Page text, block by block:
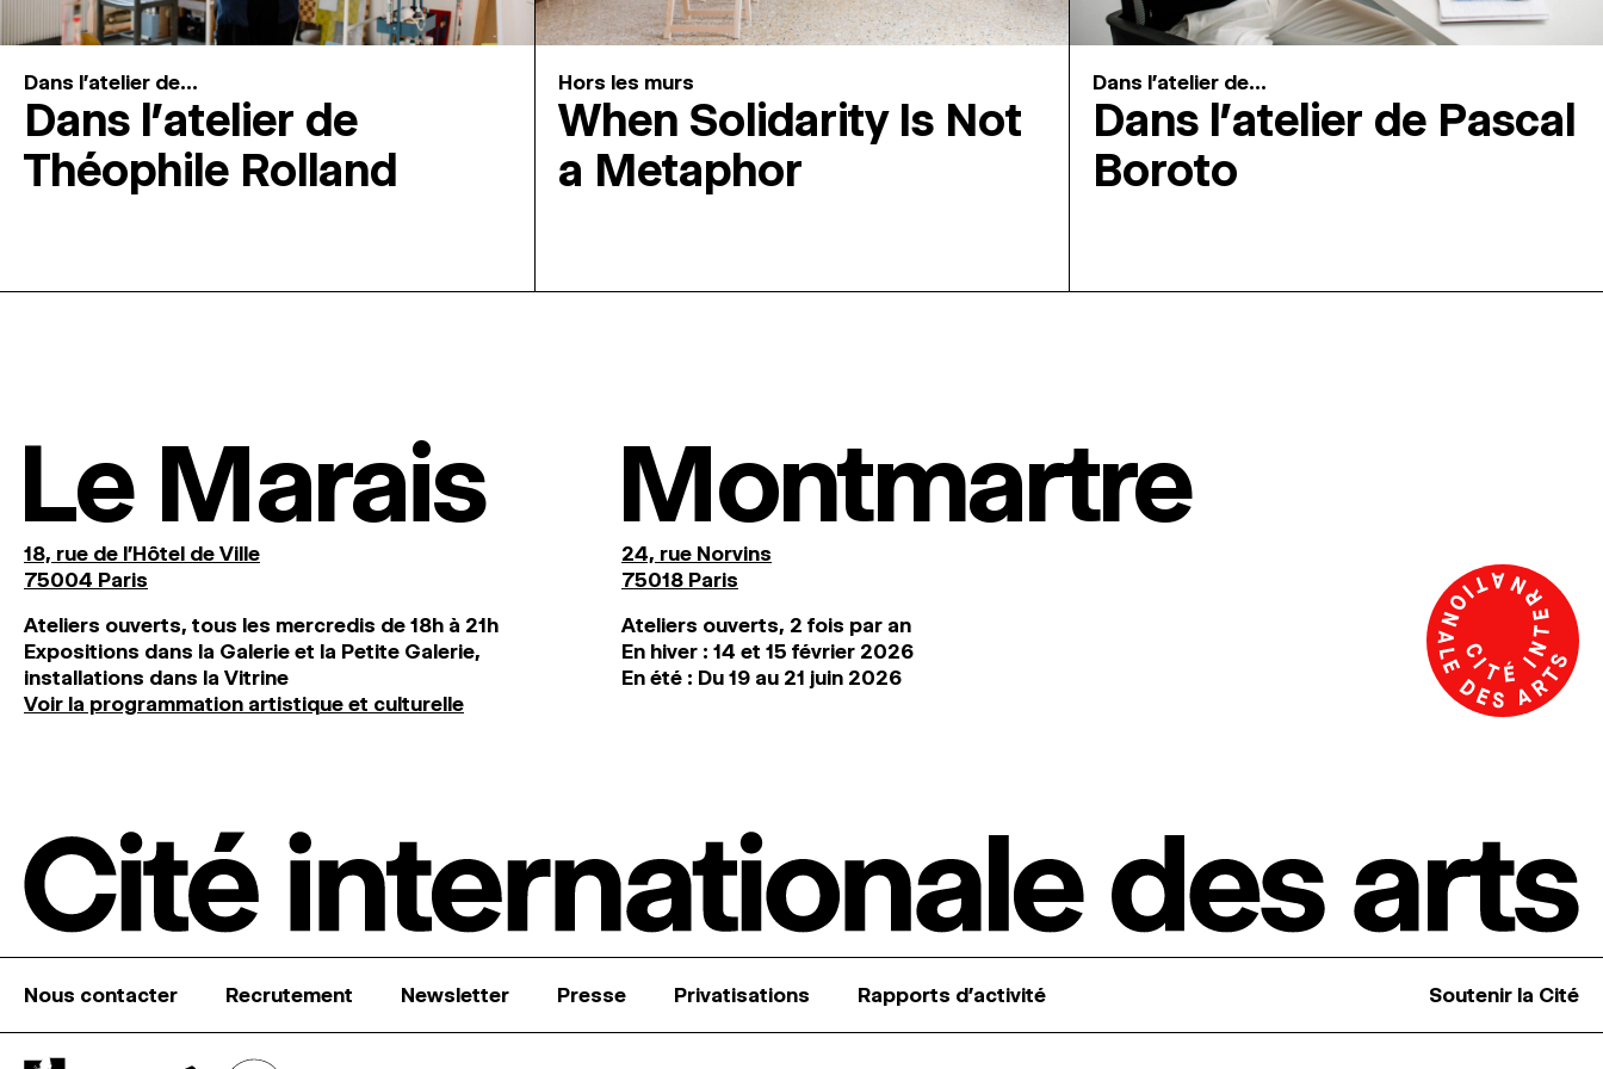
Dans l'atelier de...
Dans l’atelier de
Théophile Rolland
Hors les murs
When Solidarity Is Not
a Metaphor
Dans l'atelier de...
Dans l’atelier de Pascal
Boroto
Le Marais
18, rue de l'Hôtel de Ville
75004 Paris
Ateliers ouverts, tous les mercredis de 18h à 21h
Expositions dans la Galerie et la Petite Galerie,
installations dans la Vitrine
Voir la programmation artistique et culturelle
Montmartre
24, rue Norvins
75018 Paris
Ateliers ouverts, 2 fois par an
En hiver : 14 et 15 février 2026
En été : Du 19 au 21 juin 2026
Nous contacter Recrutement Newsletter Presse Privatisations Rapports d’activité Soutenir la Cité